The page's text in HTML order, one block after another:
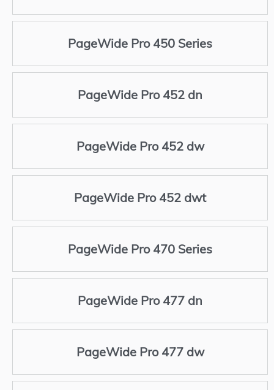
PageWide Pro 450 Series
PageWide Pro 452 dn
PageWide Pro 452 dw
PageWide Pro 452 dwt
PageWide Pro 470 Series
PageWide Pro 477 dn
PageWide Pro 477 dw